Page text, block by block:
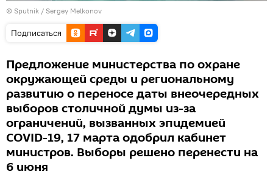
© Sputnik / Sergey Melkonov
Подписаться
Предложение министерства по охране
окружающей среды и региональному
развитию о переносе даты внеочередных
выборов столичной думы из-за
ограничений, вызванных эпидемией
COVID-19, 17 марта одобрил кабинет
министров. Выборы решено перенести на
6 июня